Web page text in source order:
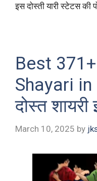
इस दोस्ती यारी स्टेटस
Best
Shayari in
दोस्त शायरी
March 10, 2025 by